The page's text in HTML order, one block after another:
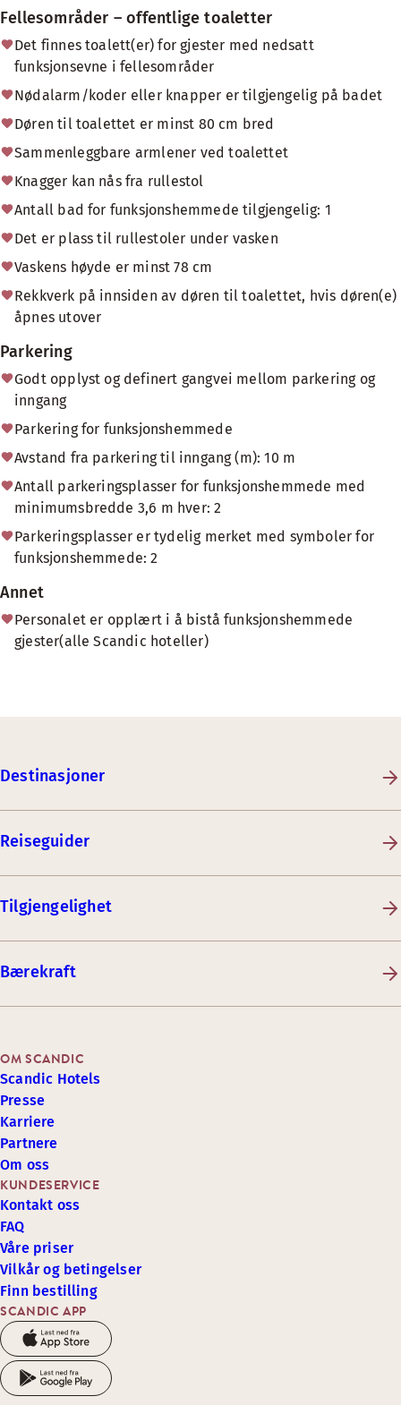
Fellesområder – offentlige toaletter
Det finnes toalett(er) for gjester med nedsatt
funksjonsevne i fellesområder
Nødalarm/koder eller knapper er tilgjengelig på badet
Døren til toalettet er minst 80 cm bred
Sammenleggbare armlener ved toalettet
Knagger kan nås fra rullestol
Antall bad for funksjonshemmede tilgjengelig: 1
Det er plass til rullestoler under vasken
Vaskens høyde er minst 78 cm
Rekkverk på innsiden av døren til toalettet, hvis døren(e)
åpnes utover
Parkering
Godt opplyst og definert gangvei mellom parkering og
inngang
Parkering for funksjonshemmede
Avstand fra parkering til inngang (m): 10 m
Antall parkeringsplasser for funksjonshemmede med
minimumsbredde 3,6 m hver: 2
Parkeringsplasser er tydelig merket med symboler for
funksjonshemmede: 2
Annet
Personalet er opplært i å bistå funksjonshemmede
gjester(alle Scandic hoteller)
Destinasjoner
Reiseguider
Tilgjengelighet
Bærekraft
SCANDIC APP
KUNDESERVICE
Kontakt oss
FAQ
Våre priser
Vilkår og betingelser
Finn bestilling
OM SCANDIC
Scandic Hotels
Presse
Karriere
Partnere
Om oss